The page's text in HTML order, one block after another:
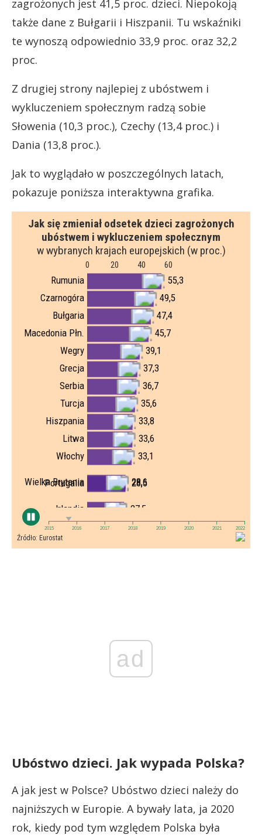
zagrożonych jest 41,5 proc. dzieci. Niepokoją
także dane z Bułgarii i Hiszpanii. Tu wskaźniki
te wynoszą odpowiednio 33,9 proc. oraz 32,2
proc.
Z drugiej strony najlepiej z ubóstwem i
wykluczeniem społecznym radzą sobie
Słowenia (10,3 proc.), Czechy (13,4 proc.) i
Dania (13,8 proc.).
Jak to wyglądało w poszczególnych latach,
pokazuje poniższa interaktywna grafika.
ad
Ubóstwo dzieci. Jak wypada Polska?
A jak jest w Polsce? Ubóstwo dzieci należy do
najniższych w Europie. A bywały lata, ja 2020
rok, kiedy pod tym względem Polska była